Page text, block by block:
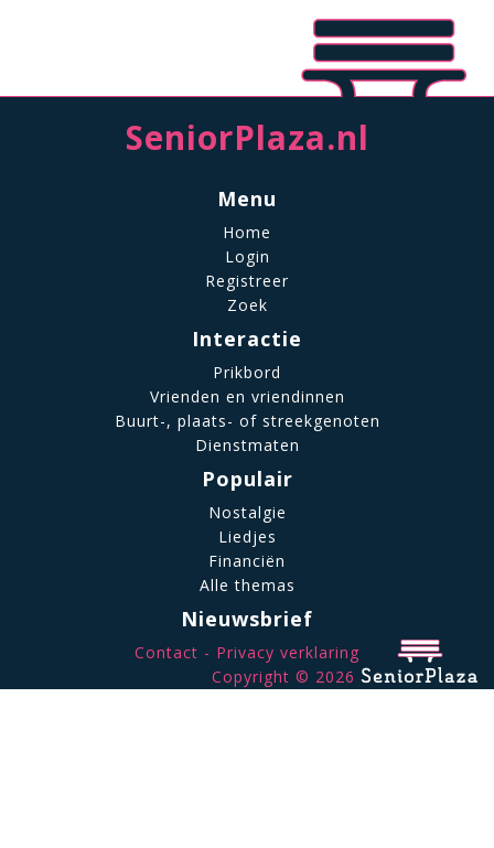
SeniorPlaza.nl
Menu
Home
Login
Registreer
Zoek
Interactie
Prikbord
Vrienden en vriendinnen
Buurt-, plaats- of streekgenoten
Dienstmaten
Populair
Nostalgie
Liedjes
Financiën
Alle themas
Nieuwsbrief
Contact
Privacy verklaring
Copyright © 2026